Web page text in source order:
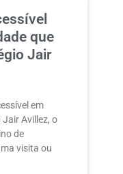
que
Jair
em
Jair Avillez, o
de
visita ou